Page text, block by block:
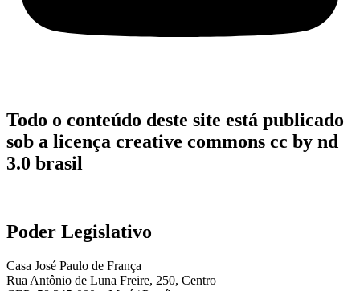
Todo o conteúdo deste site está publicado
sob a licença creative commons cc by nd
3.0 brasil
Poder Legislativo
Casa José Paulo de França
Rua Antônio de Luna Freire, 250, Centro